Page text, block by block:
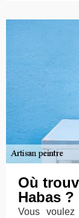
Où
Habas ?
Vous